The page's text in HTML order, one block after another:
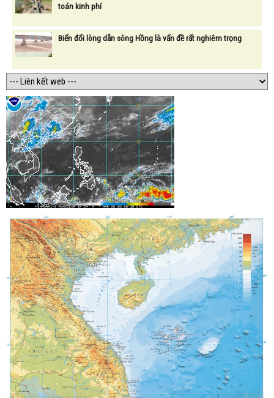
toán kinh phí
Biến đổi lòng dẫn sông Hồng là vấn đề rất nghiêm trọng